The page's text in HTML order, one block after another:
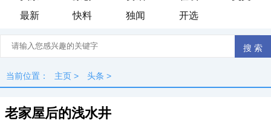
最新
快料 独闻 开选
当前位置： 主页 > 头条 >
老家屋后的浅水井